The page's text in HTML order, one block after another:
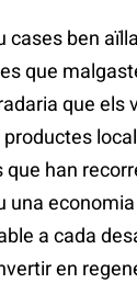
cases ben
que
que els
que han
una
a cada
en